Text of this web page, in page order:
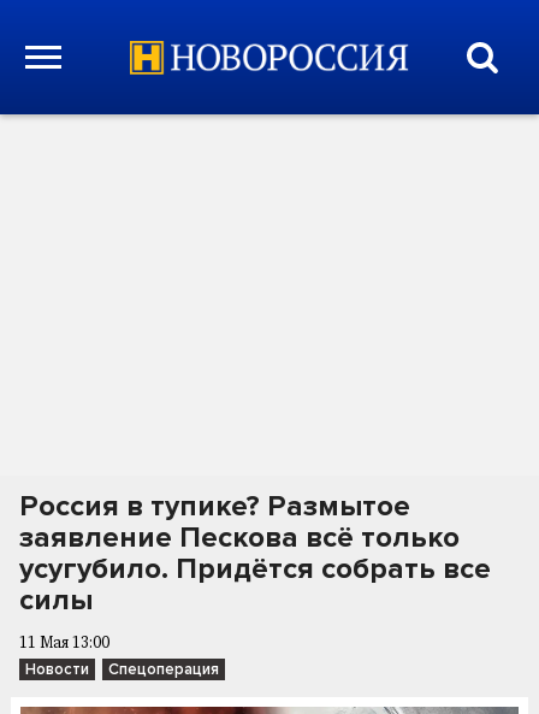
Россия в тупике? Размытое
заявление Пескова всё только
усугубило. Придётся собрать все
силы
11 Мая 13:00
Новости Спецоперация